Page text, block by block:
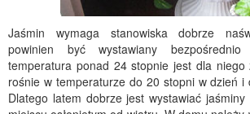
Jaśmin wymaga stanowiska dobrze
powinien być wystawiany
temperatura ponad 24 stopnie jest dla niego
rośnie w temperaturze do 20 stopni w dzień i
Dlatego latem dobrze jest wystawiać